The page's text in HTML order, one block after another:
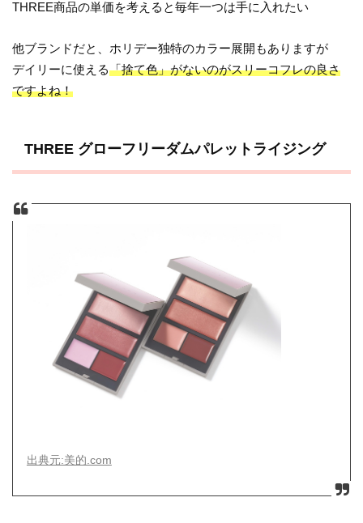
THREE商品の単価を考えると毎年一つは手に入れたい
他ブランドだと、ホリデー独特のカラー展開もありますが
デイリーに使える「捨て色」がないのがスリーコフレの良さ
ですよね！
THREE グローフリーダムパレットライジング
出典元:美的.com